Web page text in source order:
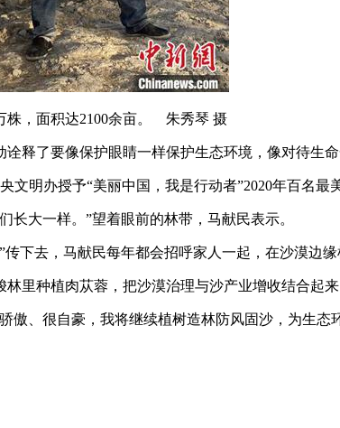
株，面积达2100余亩。 朱秀琴 摄
了要像保护眼睛一样保护生态环境，像对待生命
办授予“美丽中国，我是行动者”2020年百名最
大一样。”望着眼前的林带，马献民表示。
去，马献民每年都会招呼家人一起，在沙漠边缘
种植肉苁蓉，把沙漠治理与沙产业增收结合起来
、很自豪，我将继续植树造林防风固沙，为生态